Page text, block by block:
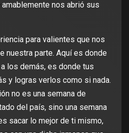
nos abrió sus
para valientes que nos
nuestra parte. Aquí es donde
los demás, es donde tus
y logras verlos como si nada.
no es una semana de
del país, sino una semana
sacar lo mejor de ti mismo,